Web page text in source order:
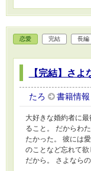
恋愛 完結 長編
【完結】さよ
たろ 書籍情報
大好きな婚約者に
ること。 だからわ
たかった。 彼には
のことなど忘れて
だから。 さよなら